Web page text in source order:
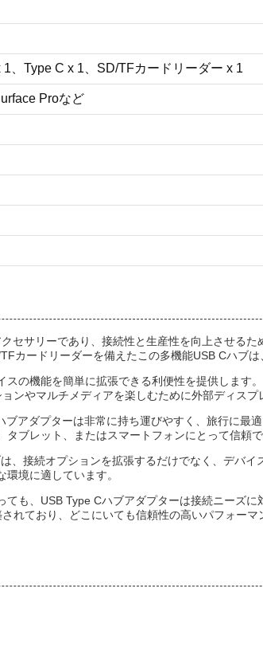
、Type C x 1、SD/TFカードリーダー x 1
Proなど
セサリーであり、接続性と生産性を向上させる
カードリーダーを備えたこの多機能USB Cハブ
の機能を簡単に拡張できる利便性を提供します
ンやマルチメディアを楽しむために外部ディス
アダプターは非常に持ち運びやすく、旅行に最
ブレット、またはスマートフォンにとって信頼
、接続オプションを拡張するだけでなく、デバ
境に適しています。
も、USB Type Cハブアダプターは接続ニーズ
れており、どこにいても信頼性の高いパフォーマ